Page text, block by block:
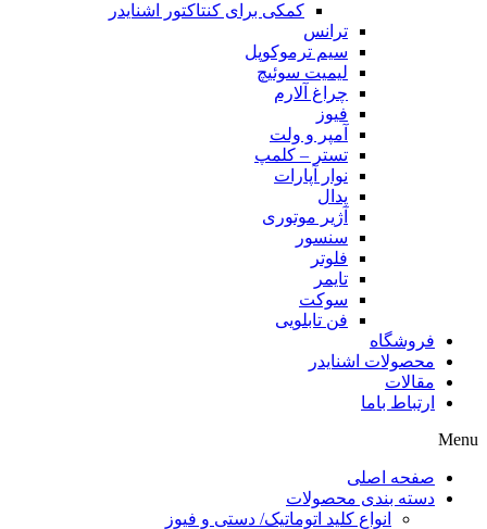
کمکی برای کنتاکتور اشنایدر
ترانس
سیم ترموکوپل
لیمیت سوئیچ
چراغ آلارم
فیوز
آمپر و ولت
تستر – کلمپ
نوار آپارات
پدال
آژیر موتوری
سنسور
فلوتر
تایمر
سوکت
فن تابلویی
فروشگاه
محصولات اشنایدر
مقالات
ارتباط باما
Menu
صفحه اصلی
دسته بندی محصولات
انواع کلید اتوماتیک/ دستی و فیوز